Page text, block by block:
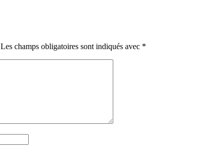
Les champs obligatoires sont indiqués avec *